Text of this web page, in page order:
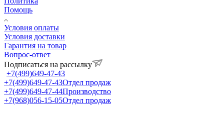
Помощь
Условия оплаты
Условия доставки
Гарантия на товар
Вопрос-ответ
Подписаться на рассылку
+7(499)649-47-43
+7(499)649-47-43Отдел продаж
+7(499)649-47-44Производство
+7(968)056-15-05Отдел продаж